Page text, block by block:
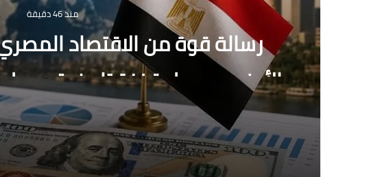
منذ 46 دقيقة
رسالة قوة من الاقتصاد
بنهاية يوليو
منذ 46 دقيقة